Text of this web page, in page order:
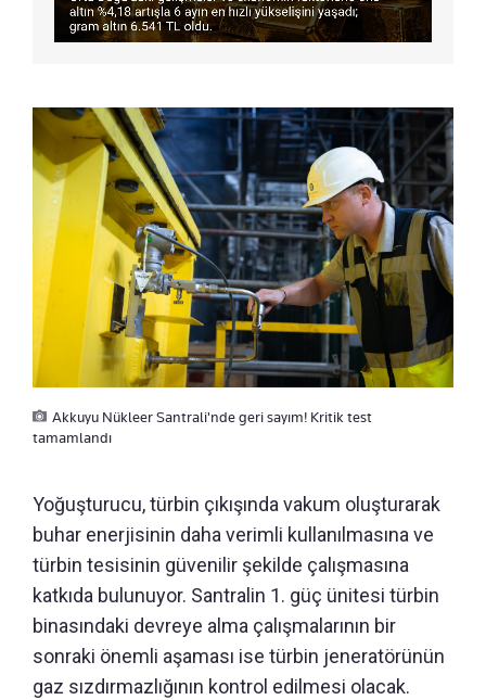
Akkuyu Nükleer Santrali'nde geri sayım! Kritik test
tamamlandı
Yoğuşturucu, türbin çıkışında vakum oluşturarak
buhar enerjisinin daha verimli kullanılmasına ve
türbin tesisinin güvenilir şekilde çalışmasına
katkıda bulunuyor. Santralin 1. güç ünitesi türbin
binasındaki devreye alma çalışmalarının bir
sonraki önemli aşaması ise türbin jeneratörünün
gaz sızdırmazlığının kontrol edilmesi olacak.